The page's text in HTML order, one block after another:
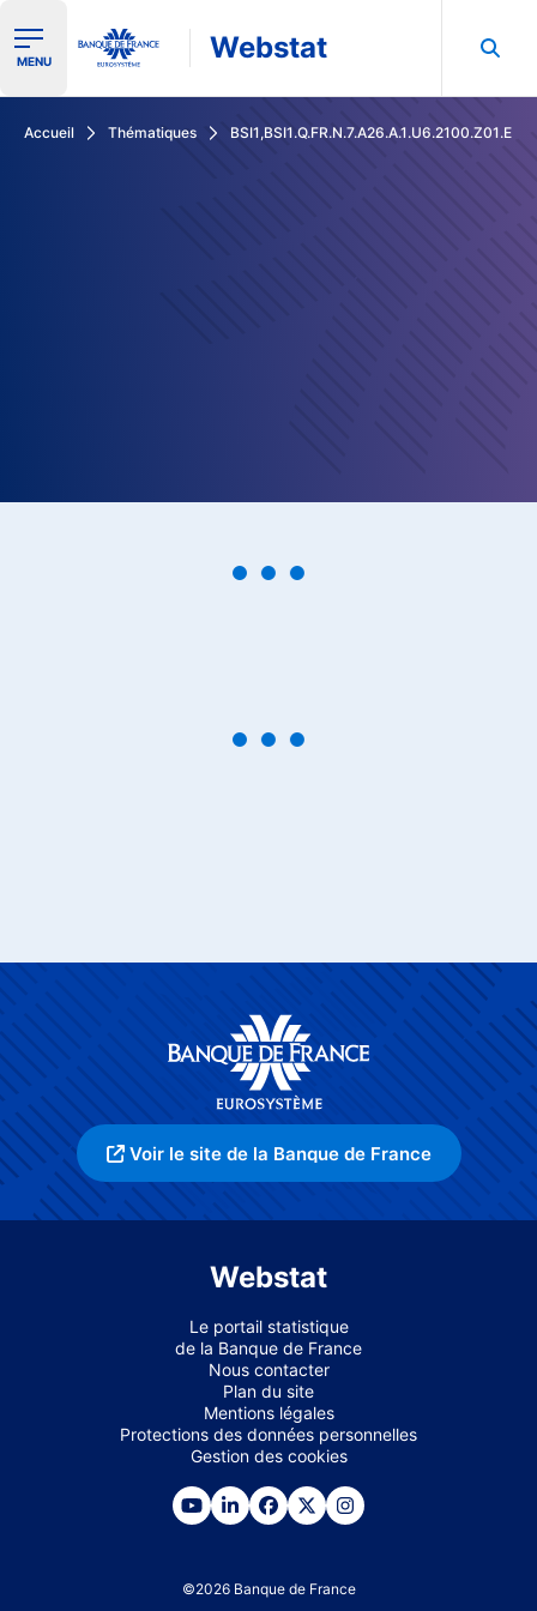
Ouvrir le menu de navigation
MENU Webstat
Accueil Thématiques BSI1,BSI1.Q.FR.N.7.A26.A.1.U6.2100.Z01.E
Voir le site de la Banque de France
Webstat
Le portail statistique
de la Banque de France
Nous contacter
Plan du site
Mentions légales
Protections des données personnelles
Gestion des cookies
©2026 Banque de France